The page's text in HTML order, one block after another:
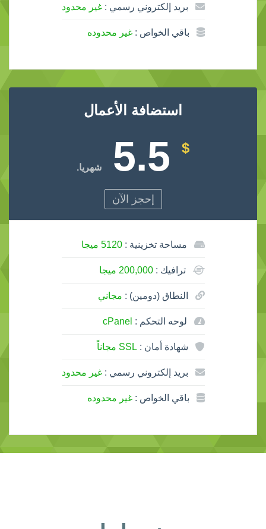
بريد إلكتروني رسمي :غير محدود
باقي الخواص :غير محدوده
استضافة الأعمال
$
شهريا.
إحجز الآن
مساحة تخزينية :5120 ميجا
ترافيك :200,000 ميجا
النطاق (دومين) : مجاني
لوحه التحكم : cPanel
شهادة أمان : SSL مجاناً
بريد إلكتروني رسمي :غير محدود
باقي الخواص :غير محدوده